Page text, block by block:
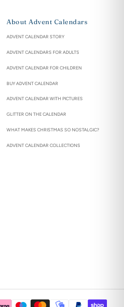
About Advent Calendars
ADVENT CALENDAR STORY
ADVENT CALENDARS FOR ADULTS
ADVENT CALENDAR FOR CHILDREN
BUY ADVENT CALENDAR
ADVENT CALENDAR WITH PICTURES
GLITTER ON THE CALENDAR
WHAT MAKES CHRISTMAS SO NOSTALGIC?
ADVENT CALENDAR COLLECTIONS